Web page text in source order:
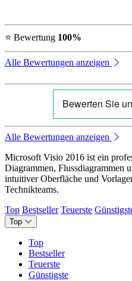
⭐ Bewertung 100%
Alle Bewertungen anzeigen
Alle Bewertungen anzeigen
Microsoft Visio 2016 ist ein
Diagrammen, Flussdiagrammen
intuitiver Oberfläche und
Technikteams.
Top Bestseller Teuerste
Top
Top
Bestseller
Teuerste
Günstigste